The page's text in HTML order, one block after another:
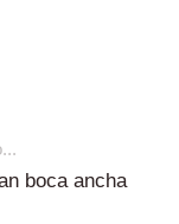
boca ancha